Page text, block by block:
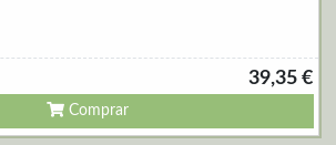
39,35 €
Comprar